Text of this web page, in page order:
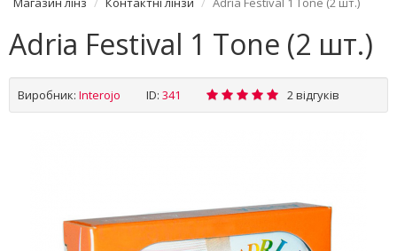
Adria Festival 1 Tone (2 шт.)
Виробник: Interojo ID: 341 2 відгуків